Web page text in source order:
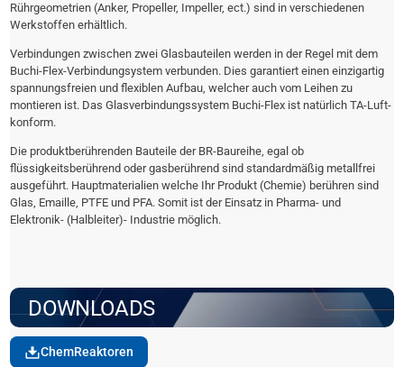
Rührgeometrien (Anker, Propeller, Impeller, ect.) sind in verschiedenen
Werkstoffen erhältlich.
Verbindungen zwischen zwei Glasbauteilen werden in der Regel mit dem
Buchi-Flex-Verbindungsystem verbunden. Dies garantiert einen einzigartig
spannungsfreien und flexiblen Aufbau, welcher auch vom Leihen zu
montieren ist. Das Glasverbindungssystem Buchi-Flex ist natürlich TA-Luft-
konform.
Die produktberührenden Bauteile der BR-Baureihe, egal ob
flüssigkeitsberührend oder gasberührend sind standardmäßig metallfrei
ausgeführt. Hauptmaterialien welche Ihr Produkt (Chemie) berühren sind
Glas, Emaille, PTFE und PFA. Somit ist der Einsatz in Pharma- und
Elektronik- (Halbleiter)- Industrie möglich.
DOWNLOADS
ChemReaktoren